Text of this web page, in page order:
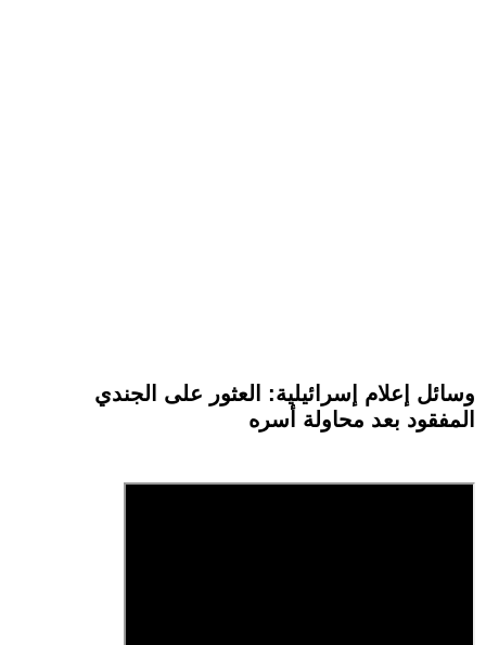
وسائل إعلام إسرائيلية: العثور على الجندي
المفقود بعد محاولة أسره